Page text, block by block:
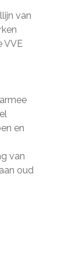
van
VVE
en
van
oud